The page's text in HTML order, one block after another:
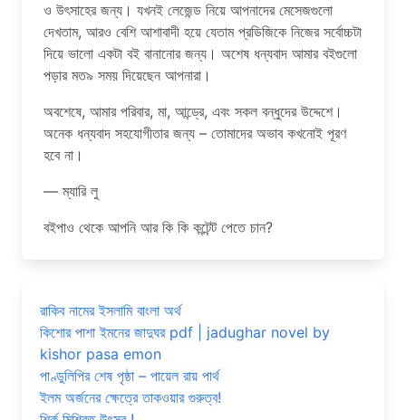
ও উৎসাহের জন্য। যখনই লেজেন্ড নিয়ে আপনাদের মেসেজগুলো
দেখতাম, আরও বেশি আশাবাদী হয়ে যেতাম প্রডিজিকে নিজের সর্বোচ্চটা
দিয়ে ভালো একটা বই বানানোর জন্য। অশেষ ধন্যবাদ আমার বইগুলো
পড়ার মত৯ সময় দিয়েছেন আপনারা।
অবশেষে, আমার পরিবার, মা, আন্ড্রে, এবং সকল বন্ধুদের উদ্দেশে।
অনেক ধন্যবাদ সহযোগীতার জন্য – তোমাদের অভাব কখনোই পূরণ
হবে না।
— ম্যারি লু
বইপাও থেকে আপনি আর কি কি কন্টেন্ট পেতে চান?
রাকিব নামের ইসলামি বাংলা অর্থ
কিশোর পাশা ইমনের জাদুঘর pdf | jadughar novel by
kishor pasa emon
পাণ্ডুলিপির শেষ পৃষ্ঠা – পায়েল রায় পার্থ
ইলম অর্জনের ক্ষেত্রে তাকওয়ার গুরুত্ব!